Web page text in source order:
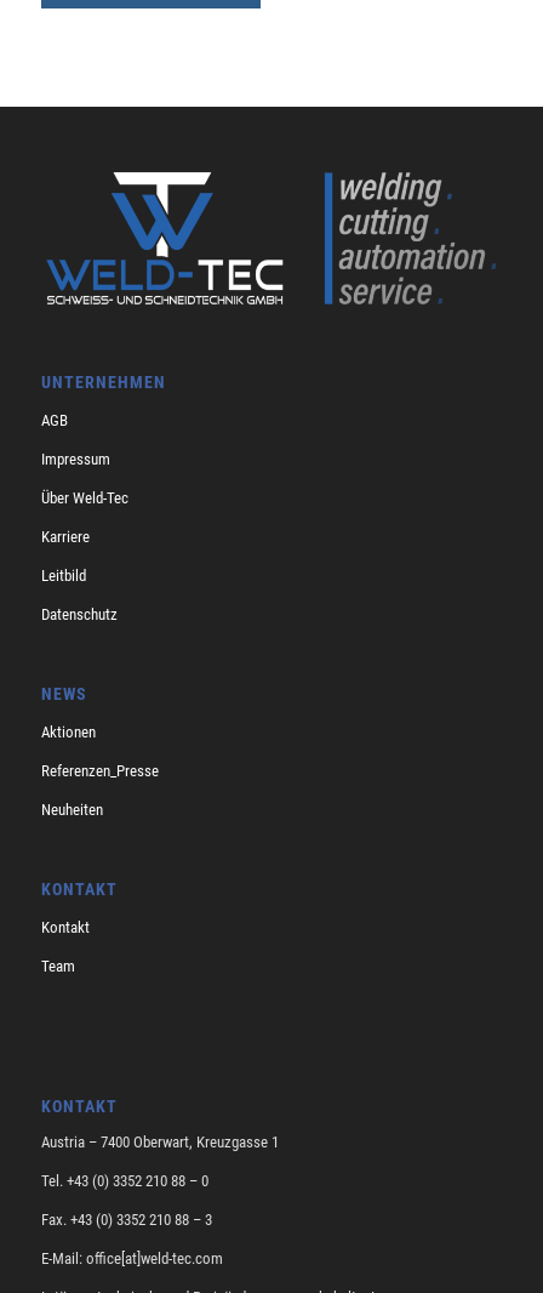
UNTERNEHMEN
AGB
Impressum
Über Weld-Tec
Karriere
Leitbild
Datenschutz
NEWS
Aktionen
Referenzen_Presse
Neuheiten
KONTAKT
Kontakt
Team
KONTAKT
Austria – 7400 Oberwart, Kreuzgasse 1
Tel. +43 (0) 3352 210 88 – 0
Fax. +43 (0) 3352 210 88 – 3
E-Mail: office[at]weld-tec.com